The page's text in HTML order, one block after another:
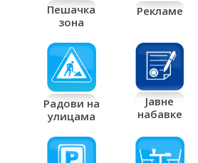
Пешачка
зона
Рекламе
Радови на
улицама
Јавне
набавке